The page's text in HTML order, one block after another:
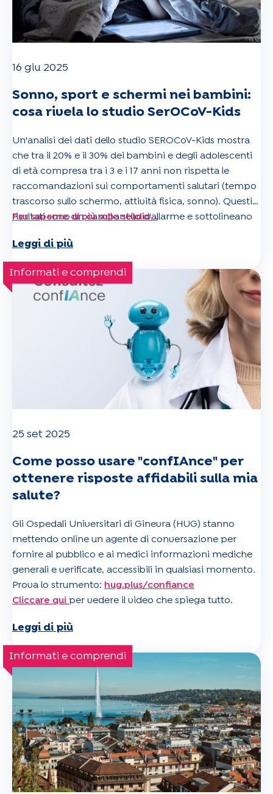
16 giu 2025
Sonno, sport e schermi nei bambini:
cosa rivela lo studio SerOCoV-Kids
Un'analisi dei dati dello studio SEROCoV-Kids mostra
che tra il 20% e il 30% dei bambini e degli adolescenti
di età compresa tra i 3 e i 17 anni non rispetta le
raccomandazioni sui comportamenti salutari (tempo
trascorso sullo schermo, attività fisica, sonno). Questi
risultati sono un campanello d'allarme e sottolineano
epidemiologica della salute dei giovanissimi per
mettere in atto misure preventive efficaci.
Per saperne di più sullo studio...
Leggi di più
Informati e comprendi
25 set 2025
Come posso usare "confIAnce" per
ottenere risposte affidabili sulla mia
salute?
Gli Ospedali Universitari di Ginevra (HUG) stanno
mettendo online un agente di conversazione per
fornire al pubblico e ai medici informazioni mediche
generali e verificate, accessibili in qualsiasi momento.
Prova lo strumento: hug.plus/confiance
Cliccare qui per vedere il video che spiega tutto.
Leggi di più
Informati e comprendi